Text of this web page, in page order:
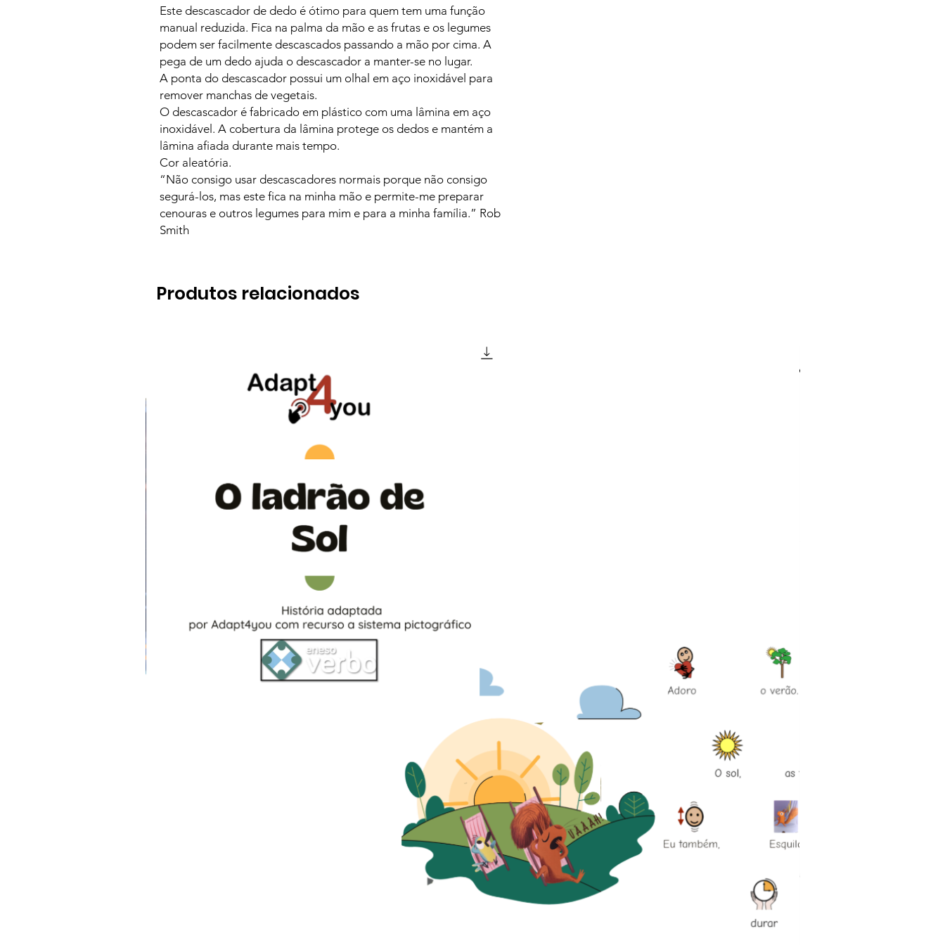
Este descascador de dedo é ótimo para quem tem uma função
manual reduzida. Fica na palma da mão e as frutas e os legumes
podem ser facilmente descascados passando a mão por cima. A
pega de um dedo ajuda o descascador a manter-se no lugar.
A ponta do descascador possui um olhal em aço inoxidável para
remover manchas de vegetais.
O descascador é fabricado em plástico com uma lâmina em aço
inoxidável. A cobertura da lâmina protege os dedos e mantém a
lâmina afiada durante mais tempo.
Cor aleatória.
“Não consigo usar descascadores normais porque não consigo
segurá-los, mas este fica na minha mão e permite-me preparar
cenouras e outros legumes para mim e para a minha família.” Rob
Smith
Produtos relacionados